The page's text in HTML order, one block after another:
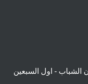
الشباب - اول السبعين